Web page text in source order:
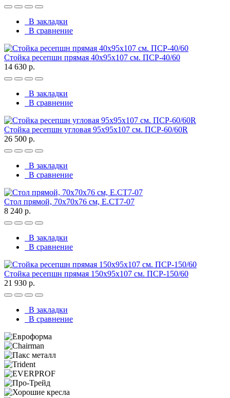
В закладки
В сравнение
Стойка ресепшн прямая 40х95х107 см. ПСР-40/60
14 630 р.
В закладки
В сравнение
Стойка ресепшн угловая 95х95х107 см. ПСР-60/60R
26 500 р.
В закладки
В сравнение
Стол прямой, 70x70x76 см, Е.СТ7-07
8 240 р.
В закладки
В сравнение
Стойка ресепшн прямая 150х95х107 см. ПСР-150/60
21 930 р.
В закладки
В сравнение